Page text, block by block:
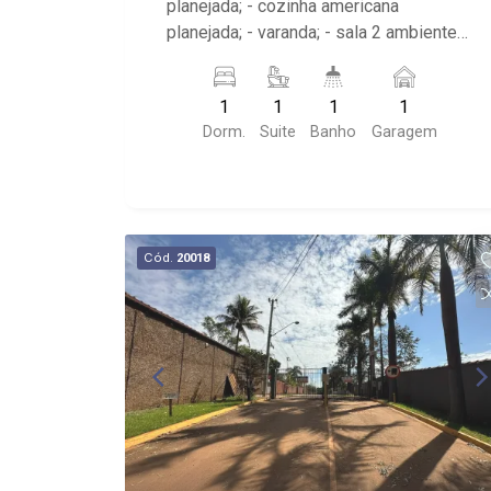
planejada; - cozinha americana
planejada; - varanda; - sala 2 ambientes
box e espelho; - próximo ao Ribeirão
Shopping, UNIP, Pizzaria Verace;
1
Dorm.
1
Suite
1
Banho
1
Garagem
Cód. 20018